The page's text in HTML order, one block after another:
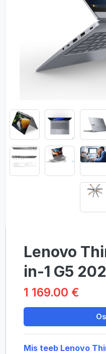
Lenovo
in-1 G5
1 169.00 €
Mis teeb Lenovo